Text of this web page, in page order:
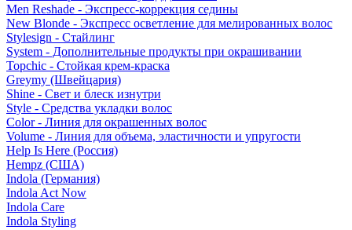
Men Reshade - Экспресс-коррекция седины
New Blonde - Экспресс осветление для мелированных волос
Stylesign - Стайлинг
System - Дополнительные продукты при окрашивании
Topchic - Стойкая крем-краска
Greymy (Швейцария)
Shine - Свет и блеск изнутри
Style - Средства укладки волос
Color - Линия для окрашенных волос
Volume - Линия для объема, эластичности и упругости
Help Is Here (Россия)
Hempz (США)
Indola (Германия)
Indola Act Now
Indola Care
Indola Styling